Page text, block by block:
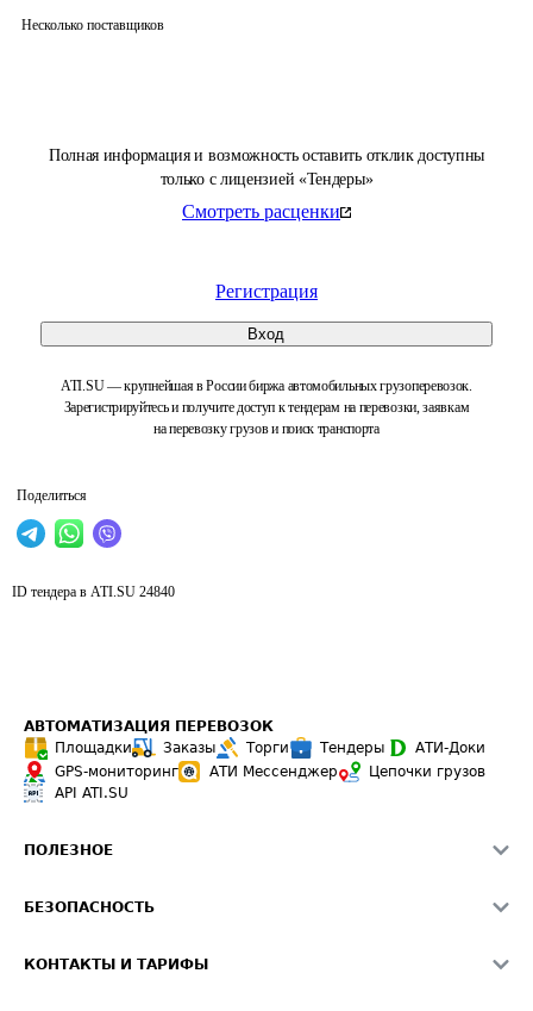
Полная информация и возможность оставить отклик доступны
только с лицензией «Тендеры»
Смотреть расценки
Регистрация
Вход
ATI.SU — крупнейшая в России биржа автомобильных грузоперевозок.
Зарегистрируйтесь и получите доступ к тендерам на перевозки, заявкам
на перевозку грузов и поиск транспорта
Поделиться
Несколько поставщиков
ID тендера в ATI.SU 24840
АВТОМАТИЗАЦИЯ ПЕРЕВОЗОК
Площадки
Заказы Торги Тендеры
АТИ-Доки
GPS-мониторинг
АТИ Мессенджер
Цепочки грузов
API ATI.SU
ПОЛЕЗНОЕ
Звезды ATI.SU на вашем сайте
БЕЗОПАСНОСТЬ
КОНТАКТЫ И ТАРИФЫ